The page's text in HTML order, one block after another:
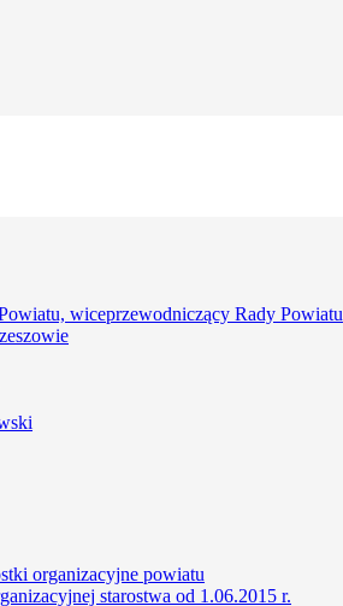
wiceprzewodniczący Rady Powiatu
organizacyjne powiatu
starostwa od 1.06.2015 r.